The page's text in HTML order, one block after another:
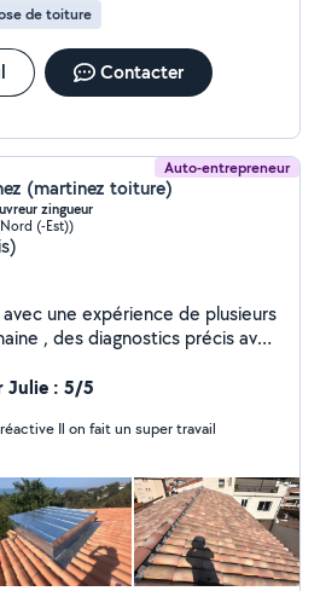
de toiture
Contacter
Auto-entrepreneur
(martinez toiture)
zingueur
(-Est))
une expérience de plusieurs
, des diagnostics précis avec
Julie : 5/5
Entreprise sérieuse et très réactive Il on fait un super travail